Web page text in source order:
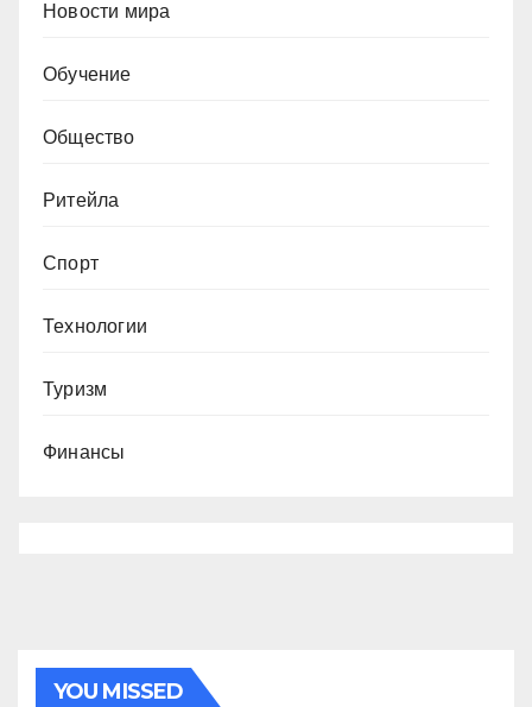
Новости мира
Обучение
Общество
Ритейла
Спорт
Технологии
Туризм
Финансы
YOU MISSED